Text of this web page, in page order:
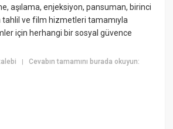
aşılama, enjeksiyon, pansuman, birinci
tahlil ve film hizmetleri tamamıyla
için herhangi bir sosyal güvence
|Cevabın tamamını burada okuyun: